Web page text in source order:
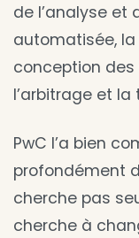
de l’analyse et
automatisée,
conception
l’arbitrage et
PwC l’a bien
profondément
cherche pas
cherche à